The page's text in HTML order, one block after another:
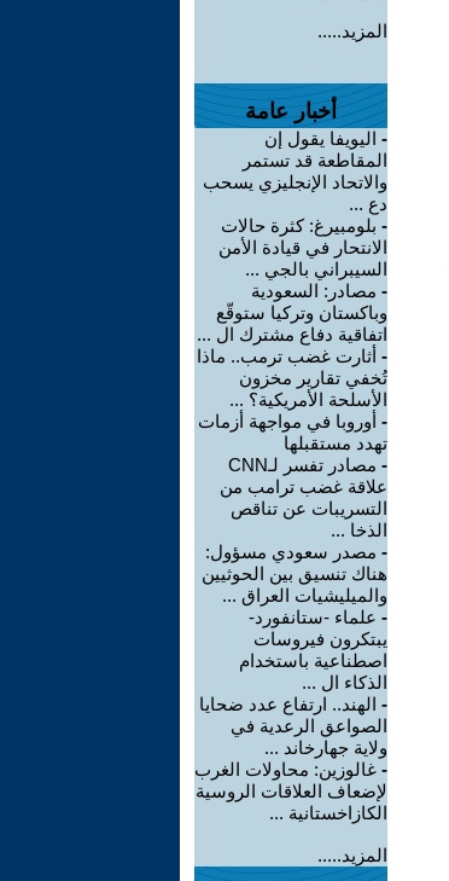
المزيد.....
أخبار عامة
- اليويفا يقول إن
المقاطعة قد تستمر
والاتحاد الإنجليزي يسحب
دع ...
- بلومبيرغ: كثرة حالات
الانتحار في قيادة الأمن
السيبراني بالجي ...
- مصادر: السعودية
وباكستان وتركيا ستوقّع
اتفاقية دفاع مشترك ال ...
- أثارت غضب ترمب.. ماذا
تُخفي تقارير مخزون
الأسلحة الأمريكية؟ ...
- أوروبا في مواجهة أزمات
تهدد مستقبلها
-
مصادر تفسر لـCNN
علاقة غضب ترامب من
التسريبات عن تناقص
الذخا ...
- مصدر سعودي مسؤول:
هناك تنسيق بين الحوثيين
والميليشيات العراق ...
- علماء -ستانفورد-
يبتكرون فيروسات
اصطناعية باستخدام
الذكاء ال ...
- الهند.. ارتفاع عدد ضحايا
الصواعق الرعدية في
ولاية جهارخاند ...
- غالوزين: محاولات الغرب
لإضعاف العلاقات الروسية
الكازاخستانية ...
المزيد.....